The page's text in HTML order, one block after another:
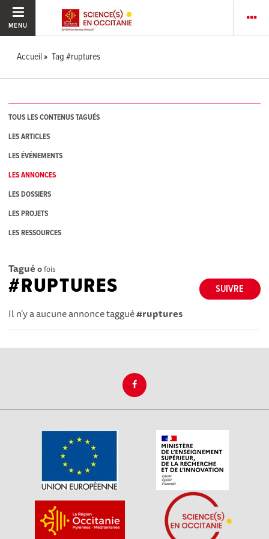
MENU
Accueil Tag #ruptures
TOUS LES CONTENUS TAGUÉS
LES ARTICLES
LES ÉVÉNEMENTS
LES ANNONCES
LES DOSSIERS
LES PROJETS
LES RESSOURCES
Tagué 0fois
SUIVRE
#RUPTURES
Il n'y a aucune annonce taggué#ruptures